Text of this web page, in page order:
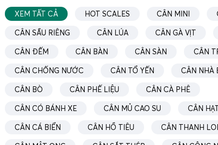
Trong các bãi thu mua phế liệu, nhà máy tái chế,cân phế liệu
cho phép treo trực tiếp bao tải lớn, kiện phế liệu hoặc
vụn, nhôm, inox, nhựa, giấy. Các ưu điểm nổi bật gồm:
Chịu tải lớnvới các mức 3 tấn, 5 tấn, 10 tấn, phù hợp
Vỏ màu bạc chống bám bẩn
Remote điều khiển từ xagiúp thao tác trừ bì, giữ số,
cần leo lên vị trí cân.
Đối với các loại hàng cồng kềnh như máy móc, kết cấu
XEM TẤT CẢ HOT SCALES CÂN MINI
CÂN SẦU RIÊNG CÂN LÚA CÂN GÀ VỊT
CÂN ĐẾM CÂN BÀN CÂN SÀN CÂN
CÂN CHỐNG NƯỚC CÂN TỔ YẾN CÂN NHÀ
CÂN BÒ CÂN PHẾ LIỆU CÂN CÀ PHÊ
CÂN CÓ BÁNH XE CÂN MỦ CAO SU CÂN
CÂN CÁ BIỂN CÂN HỒ TIÊU CÂN THANH